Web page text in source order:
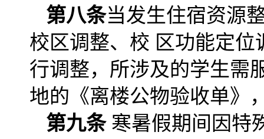
第八条当发生住宿资源
校区调整、校 区功能定
行调整，所涉及的学生需
地的《离楼公物验收单》
第九条 寒暑假期间因特